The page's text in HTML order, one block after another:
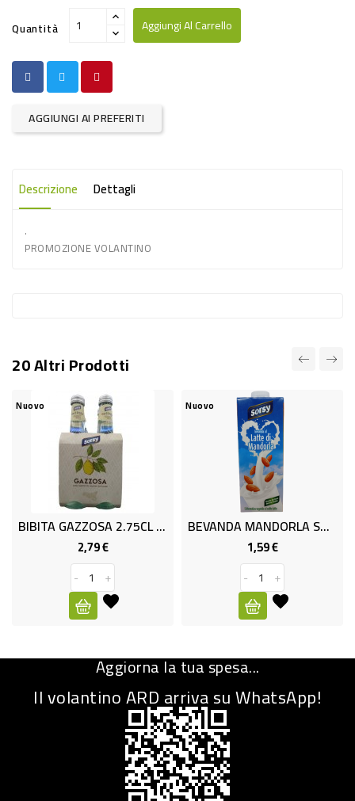
CASA
INSETTICIDI
CARTA
-
TESSUTI
DETERGENTI
SUPERFICI
ACCESSORI
CASA
CURA
IGIENICO
SANITARI
PERSONA
PUERICULTURA
Quantità Aggiungi Al Carrello
AGGIUNGI AI PREFERITI
Descrizione Dettagli
.
PROMOZIONE VOLANTINO
20 Altri Prodotti
Nuovo
BIBITA GAZZOSA 2.75CL VETRO
2,79 €Prezzo
-
+
Nuovo
BEVANDA MANDORLA SORSY LT.1
1,59 €Prezzo
-
+
Aggiorna la tua spesa...
Il volantino ARD arriva su WhatsApp!